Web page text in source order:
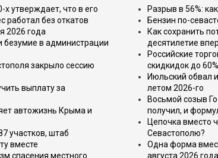
утверждает, что в его
работал без откатов
2026 года
безумие в администрации
закрыло сессию
выплату за
автожизнь Крыма и
участков, штаб
вместе
спасения местного
Разрыв в 56%:
Бензин по-
Как сохранить
десятилетие
Российские
скидкидок до 60%
Июльский обвал
летом 2026-го
Восьмой созыв
получил, и
Цепочка вместо
Севастополю?
Одна форма
августа 2026 года